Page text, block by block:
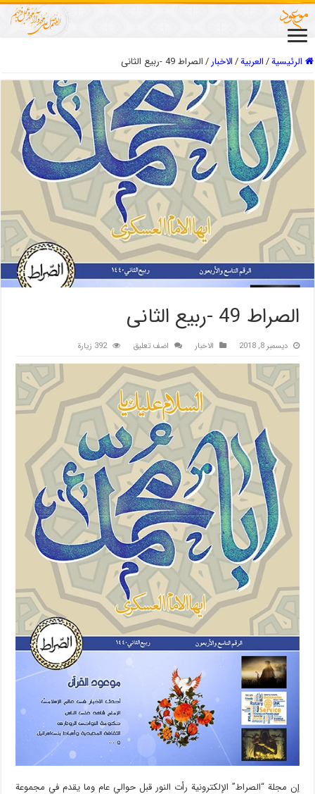
الرئيسية/العربیة/الاخبار/الصراط 49 -ربیع الثانی
الصراط 49 -ربیع الثانی
ديسمبر 8, 2018 الاخبار اضف تعليق 392 زيارة
إن مجلة “الصراط” الإلكترونية رأت النور قبل حوالي عام وما يقدم في مجموعة